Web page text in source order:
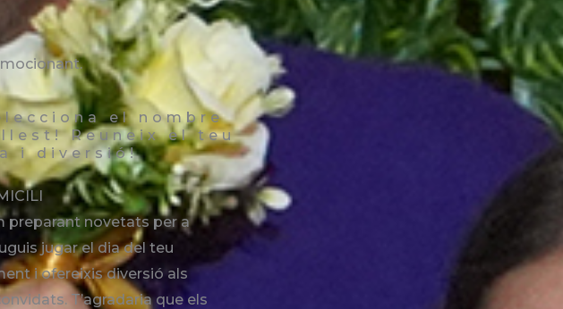
el nombre
Reuneix el teu
i diversió!
preparant novetats per a
jugar el dia del teu
i ofereixis diversió als
T’agradaria que els